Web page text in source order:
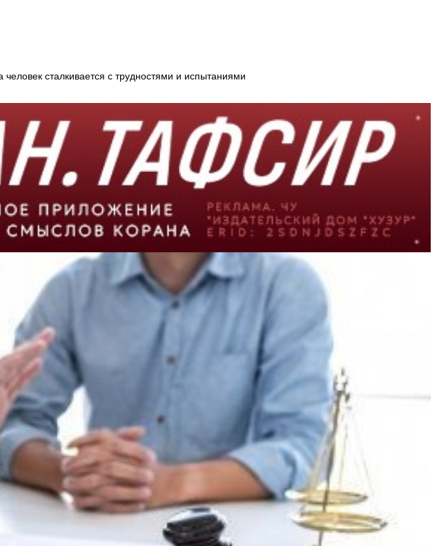
сталкивается с трудностями и испытаниями